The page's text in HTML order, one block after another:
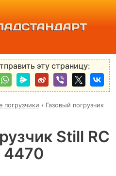
эту страницу:
погрузчики › Газовый погрузчик
Still RC
4470